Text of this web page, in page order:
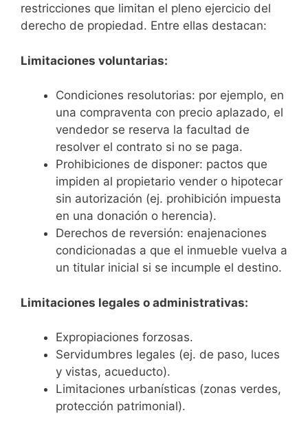
restricciones que limitan el pleno ejercicio del
derecho de propiedad. Entre ellas destacan:
Limitaciones voluntarias:
Condiciones resolutorias: por ejemplo, en
una compraventa con precio aplazado, el
vendedor se reserva la facultad de
resolver el contrato si no se paga.
Prohibiciones de disponer: pactos que
impiden al propietario vender o hipotecar
sin autorización (ej. prohibición impuesta
en una donación o herencia).
Derechos de reversión: enajenaciones
condicionadas a que el inmueble vuelva a
un titular inicial si se incumple el destino.
Limitaciones legales o administrativas:
Expropiaciones forzosas.
Servidumbres legales (ej. de paso, luces
y vistas, acueducto).
Limitaciones urbanísticas (zonas verdes,
protección patrimonial).